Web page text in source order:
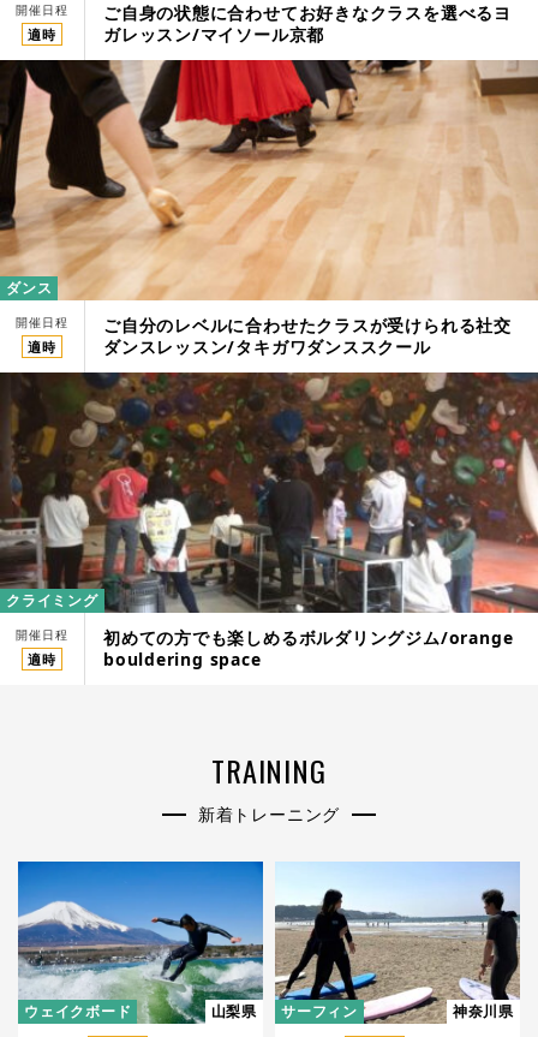
開催日程
適時
ご自身の状態に合わせてお好きなクラスを選べるヨ
ガレッスン/マイソール京都
ダンス
開催日程
適時
ご自分のレベルに合わせたクラスが受けられる社交
ダンスレッスン/タキガワダンススクール
クライミング
開催日程
適時
初めての方でも楽しめるボルダリングジム/orange
bouldering space
TRAINING
新着トレーニング
ウェイクボード 山梨県 サーフィン 神奈川県